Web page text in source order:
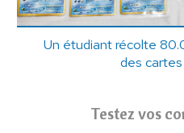
Un étudiant récolte
des
Testez vos